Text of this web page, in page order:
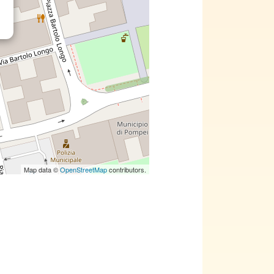
Map data ©OpenStreetMapcontributors.